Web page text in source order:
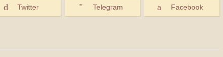
Twitter Telegram Facebook